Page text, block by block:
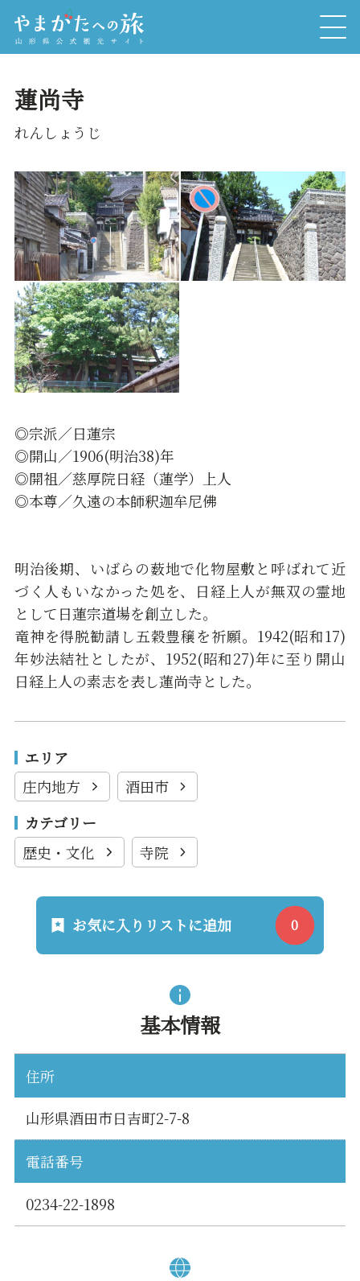
蓮尚寺
れんしょうじ
◎宗派／日蓮宗
◎開山／1906(明治38)年
◎開祖／慈厚院日経（蓮学）上人
◎本尊／久遠の本師釈迦牟尼佛
明治後期、いばらの薮地で化物屋敷と呼ばれて近
づく人もいなかった処を、日経上人が無双の霊地
として日蓮宗道場を創立した。
竜神を得脱勧請し五穀豊穣を祈願。1942(昭和17)
年妙法結社としたが、1952(昭和27)年に至り開山
日経上人の素志を表し蓮尚寺とした。
エリア
庄内地方
酒田市
カテゴリー
歴史・文化
寺院
お気に入りリストに追加
基本情報
住所
山形県酒田市日吉町2-7-8
電話番号
0234-22-1898